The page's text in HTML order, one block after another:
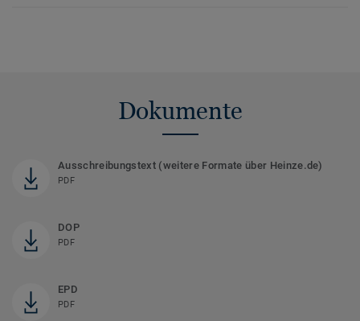
Dokumente
Ausschreibungstext (weitere Formate über Heinze.de)
PDF
DOP
PDF
EPD
PDF